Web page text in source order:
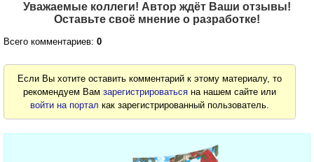
Уважаемые коллеги! Автор ждёт Ваши отзывы!
Оставьте своё мнение о разработке!
Всего комментариев: 0
Если Вы хотите оставить комментарий к этому материалу, то
рекомендуем Вамзарегистрироваться на нашем сайте или
войти на портал как зарегистрированный пользователь.